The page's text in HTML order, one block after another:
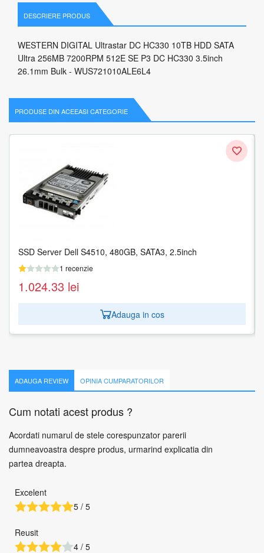
DESCRIERE PRODUS
WESTERN DIGITAL Ultrastar DC HC330 10TB HDD SATA
Ultra 256MB 7200RPM 512E SE P3 DC HC330 3.5inch
26.1mm Bulk - WUS721010ALE6L4
PRODUSE DIN ACEEASI CATEGORIE
SSD Server Dell S4510, 480GB, SATA3, 2.5inch
1 recenzie
1.024.33 lei
Adauga in cos
Hard Disk Server HPE Mission Critical 1.2TB, SAS, 2.5inch
1 recenzie
1.113.30 lei
Adauga in cos
ADAUGA REVIEW OPINIA CUMPARATORILOR
Cum notati acest produs ?
Acordati numarul de stele corespunzator parerii
dumneavoastra despre produs, urmarind explicatia din
partea dreapta.
Excelent
5 / 5
Reusit
4 / 5